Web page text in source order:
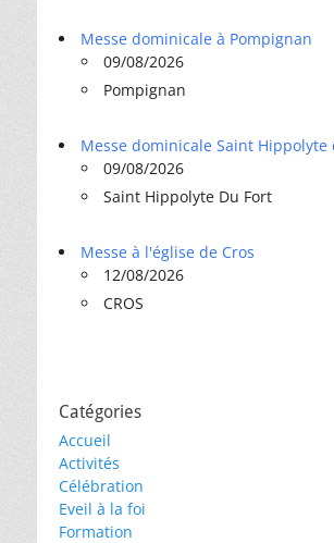
Messe dominicale à Pompignan
09/08/2026
Pompignan
Messe dominicale Saint Hippolyte
09/08/2026
Saint Hippolyte Du Fort
Messe à l'église de Cros
12/08/2026
CROS
Catégories
Accueil
Activités
Célébration
Eveil à la foi
Formation